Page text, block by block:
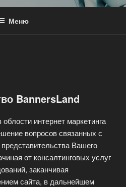
Меню
BannersLand
интернет маркетинга
вопросов связанных с
Вашего
от консалтинговых услуг
заканчивая
сайта, в дальнейшем